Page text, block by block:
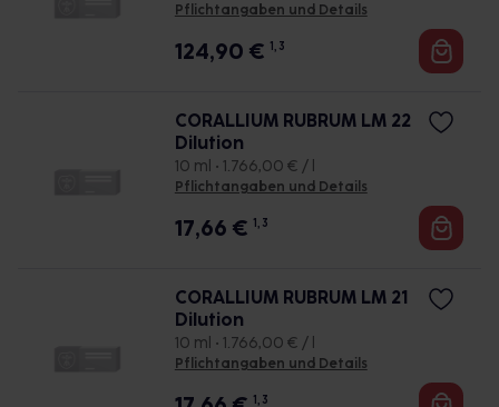
Pflichtangaben und Details
124,90 € 1, 3
CORALLIUM RUBRUM LM 22
Dilution
10 ml • 1.766,00 € / l
Pflichtangaben und Details
17,66 € 1, 3
CORALLIUM RUBRUM LM 21
Dilution
10 ml • 1.766,00 € / l
Pflichtangaben und Details
1, 3